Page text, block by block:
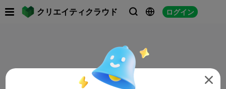
クリエイティクラウド   ログイン
